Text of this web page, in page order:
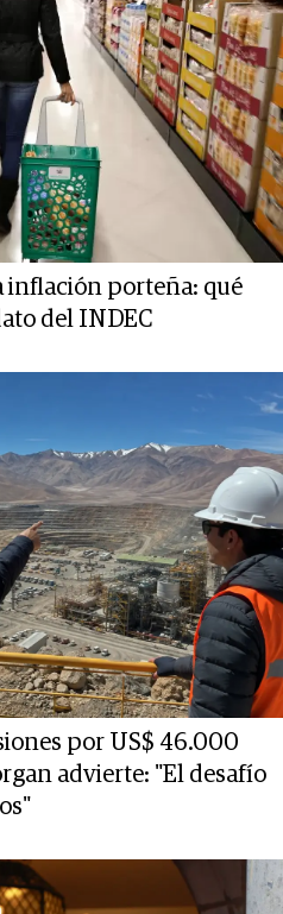
inflación porteña: qué
del INDEC
por US$ 46.000
advierte: "El desafío